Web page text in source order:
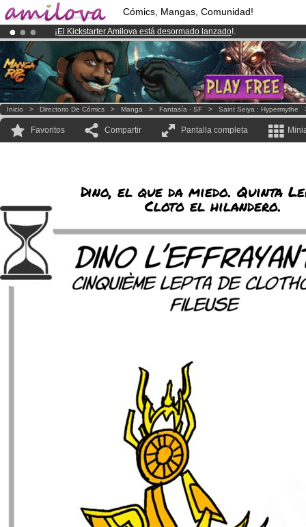
Cómics, Mangas, Comunidad!
¡ El Kickstarter Amilova está desormado lanzado!.
¡Ya tenemos 100000miembrosy 1000Cómics y Mangas!.
¡Conviertete en Premium por3.95 euros al mes!Hazte Premium ya
Inicio > Directorio De Cómics > Manga > Fantasía - SF > Saint Seiya : Hypermythe
Favoritos Compartir Pantalla completa
Dino, el que da miedo. Quinta
Cloto el hilandero.